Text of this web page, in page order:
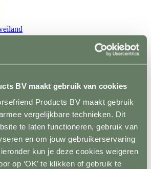
BV maakt gebruik van cookies
Products BV maakt gebruik
vergelijkbare technieken. Dit
te laten functioneren, gebruik van
en om jouw gebruikerservaring
kun je deze cookies weigeren
op ‘OK’ te klikken of gebruik te
gietvloer
lijmen / Kitten
000
en vervoer Zadelkamer Zadelkast